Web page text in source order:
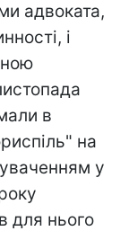
адвоката,
і
в
на
у
для нього